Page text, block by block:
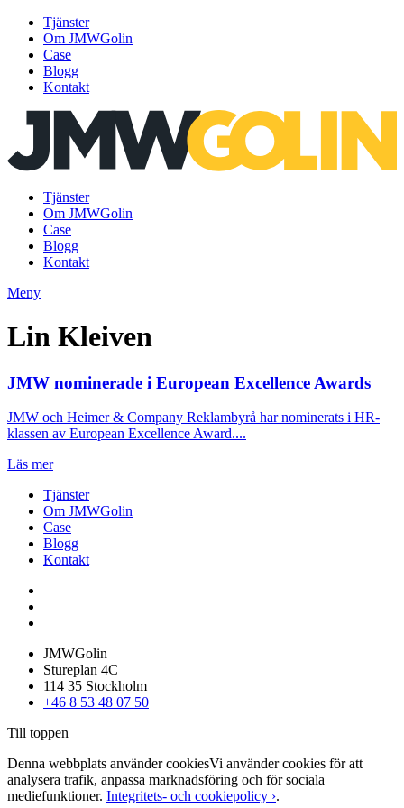
Tjänster
Om JMWGolin
Case
Blogg
Kontakt
innehåll
Tjänster
Om JMWGolin
Case
Blogg
Kontakt
Meny
Lin Kleiven
JMW nominerade i European Excellence Awards
JMW och Heimer & Company Reklambyrå har nominerats i HR-
klassen av European Excellence Award....
Läs mer
Tjänster
Om JMWGolin
Case
Blogg
Kontakt
JMWGolin
Stureplan 4C
114 35 Stockholm
+46 8 53 48 07 50
Till toppen
Denna webbplats använder cookiesVi använder cookies för att
analysera trafik, anpassa marknadsföring och för sociala
mediefunktioner. Integritets- och cookiepolicy ›.